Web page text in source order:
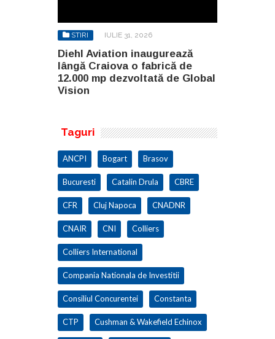
STIRI IULIE 31, 2026
Diehl Aviation inaugurează
lângă Craiova o fabrică de
12.000 mp dezvoltată de Global
Vision
Taguri
ANCPI Bogart Brasov
Bucuresti Catalin Drula CBRE
CFR Cluj Napoca CNADNR
CNAIR CNI Colliers
Colliers International
Compania Nationala de Investitii
Consiliul Concurentei Constanta
CTP Cushman & Wakefield Echinox